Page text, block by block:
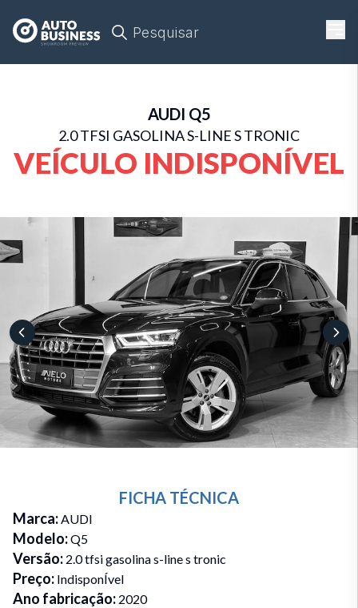
Pesquisar
AUDI Q5
2.0 TFSI GASOLINA S-LINE S TRONIC
VEÍCULO INDISPONÍVEL
FICHA TÉCNICA
Marca:AUDI
Modelo:Q5
Versão: 2.0 tfsi gasolina s-line s tronic
Preço: IndisponÍvel
Ano fabricação: 2020